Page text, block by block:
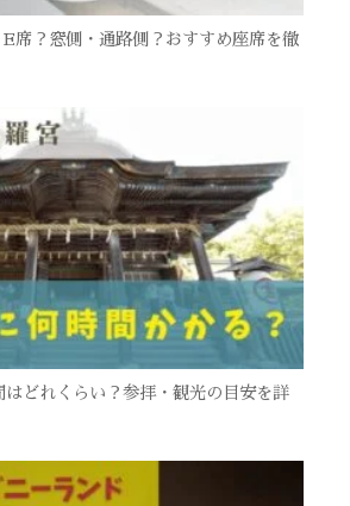
E席？窓側・通路側？おすすめ座席を徹
はどれくらい？参拝・観光の目安を詳